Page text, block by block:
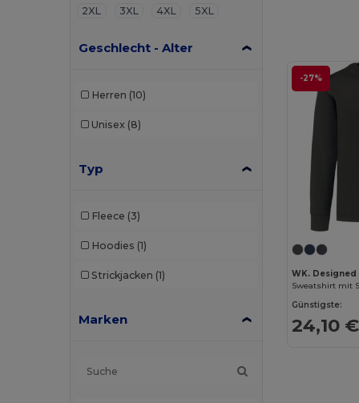
2XL
3XL 4XL 5XL
Geschlecht - Alter
Herren (10)
Unisex (8)
Typ
Fleece (3)
Hoodies (1)
Strickjacken (1)
Marken
-27%
WK.
Sweatshirt mit
Günstigste:
24,10 €